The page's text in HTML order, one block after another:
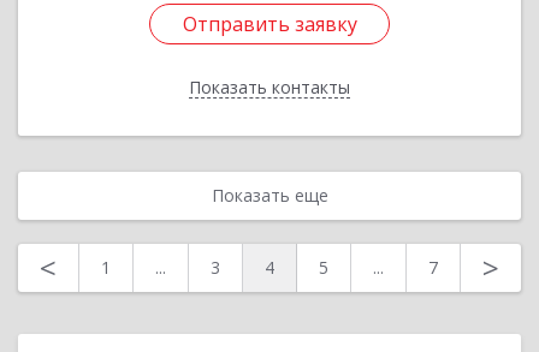
Отправить заявку
Показать контакты
Отправить заявку
Назад
Показать еще
< 1 ... 3 4 5 ... 7 >